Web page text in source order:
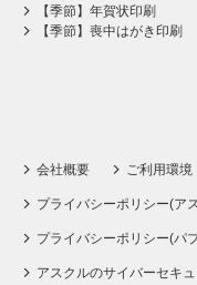
【季節】年賀状印刷
【季節】喪中はがき印刷
会社概要 ご利用環境
プライバシーポリシー(ア
プライバシーポリシー(パ
アスクルのサイバーセキ